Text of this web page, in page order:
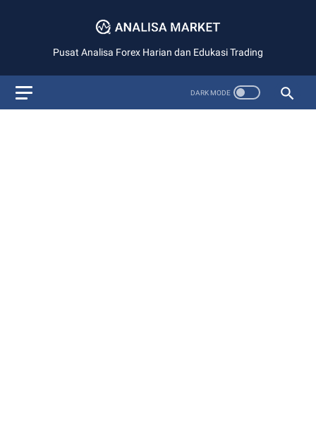
Pusat Analisa Forex Harian dan Edukasi Trading